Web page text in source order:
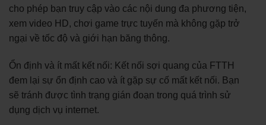
cho phép bạn truy cập vào các nội dung đa phương tiện,
xem video HD, chơi game trực tuyến mà không gặp trở
ngại về tốc độ và giới hạn băng thông.
Ổn định và ít mất kết nối: Kết nối sợi quang của FTTH
đem lại sự ổn định cao và ít gặp sự cố mất kết nối. Bạn
sẽ tránh được tình trạng gián đoạn trong quá trình sử
dụng dịch vụ internet.